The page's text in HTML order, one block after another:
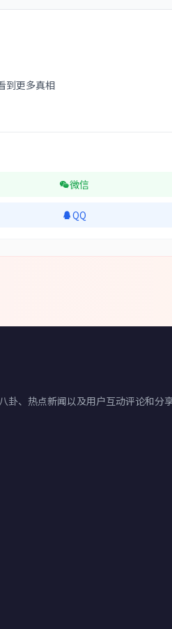
到更多真相
微信
QQ
、热点新闻以及用户互动评论和分